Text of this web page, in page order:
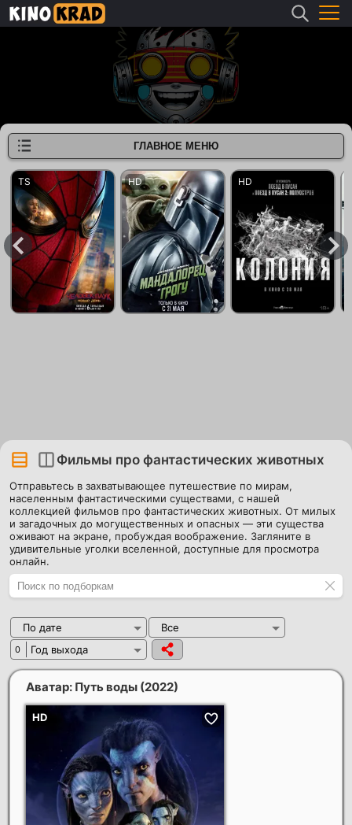
Фильмы про фантастических животных
Отправьтесь в захватывающее путешествие по мирам,
населенным фантастическими существами, с нашей
коллекцией фильмов про фантастических животных. От милых
и загадочных до могущественных и опасных — эти существа
оживают на экране, пробуждая воображение. Загляните в
удивительные уголки вселенной, доступные для просмотра
онлайн.
По дате Все
0 Год выхода
Аватар: Путь воды (2022)
ГЛАВНОЕ МЕНЮ